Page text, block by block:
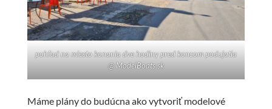
pohľad na miesto konania dve hodiny pred koncom podujatia
@ ModelBoats.sk
Máme plány do budúcna ako vytvoriť modelové